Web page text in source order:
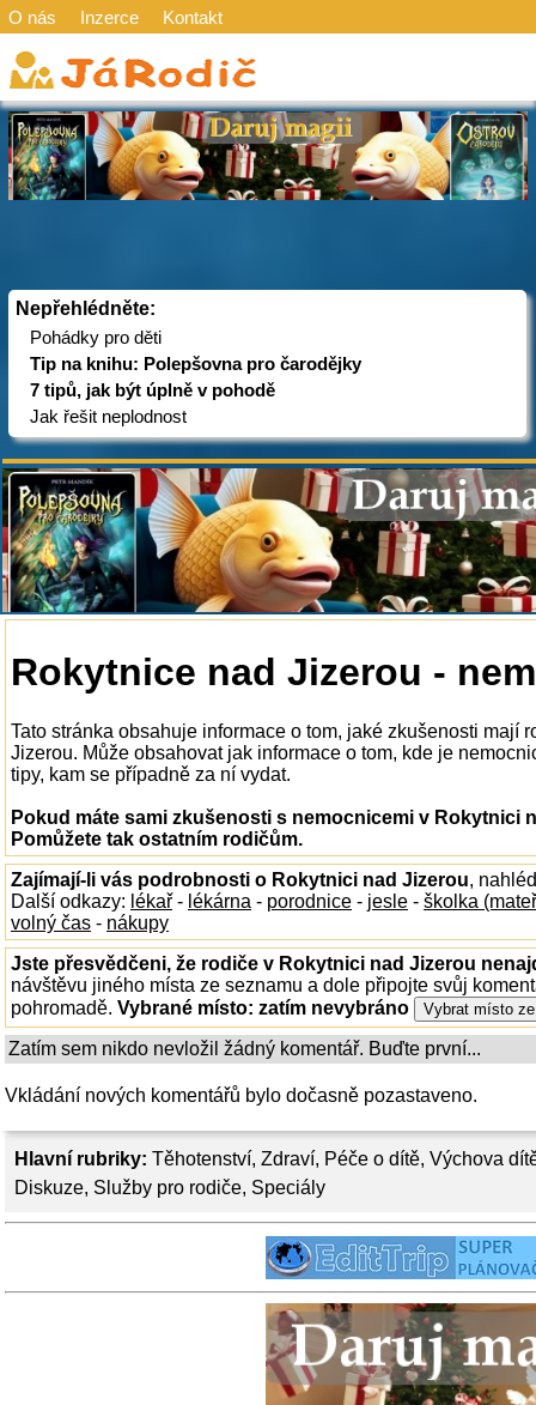
O nás Inzerce Kontakt
Nepřehlédněte:
Pohádky pro děti
Tip na knihu: Polepšovna pro čarodějky
7 tipů, jak být úplně v pohodě
Jak řešit neplodnost
Hlavní rubriky: Těhotenství, Zdraví, Péče o dítě, Výchova
Diskuze, Služby pro rodiče, Speciály
Rokytnice nad Jizerou -
Tato stránka obsahuje informace o tom, jaké zkušenosti mají
Jizerou. Může obsahovat jak informace o tom, kde je
tipy, kam se případně za ní vydat.
Pokud máte sami zkušenosti s nemocnicemi v Rokytnici
Pomůžete tak ostatním rodičům.
Zajímají-li vás podrobnosti o Rokytnici nad Jizerou,
Další odkazy: lékař - lékárna - porodnice - jesle - školka
volný čas - nákupy
Jste přesvědčeni, že rodiče v Rokytnici nad Jizerou
návštěvu jiného místa ze seznamu a dole připojte svůj
pohromadě. Vybrané místo: zatím nevybráno
Zatím sem nikdo nevložil žádný komentář. Buďte první...
Vkládání nových komentářů bylo dočasně pozastaveno.